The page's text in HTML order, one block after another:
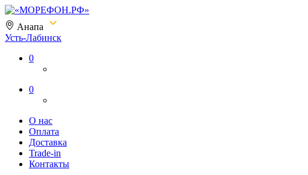
Анапа
Усть-Лабинск
«МОРЕФОН.РФ»
0
0
О нас
Оплата
Доставка
Trade-in
Контакты